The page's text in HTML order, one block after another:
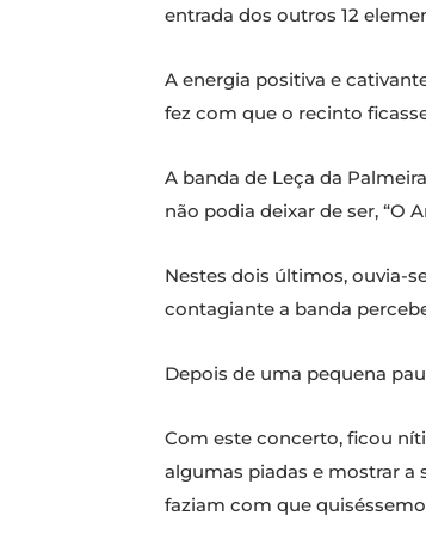
entrada dos outros 12
A energia positiva e
fez com que o recinto
A banda de Leça da
não podia deixar de ser, “O
Nestes dois últimos, ouvia-
contagiante a banda
Depois de uma pequena
Com este concerto, ficou
algumas piadas e mostrar
faziam com que